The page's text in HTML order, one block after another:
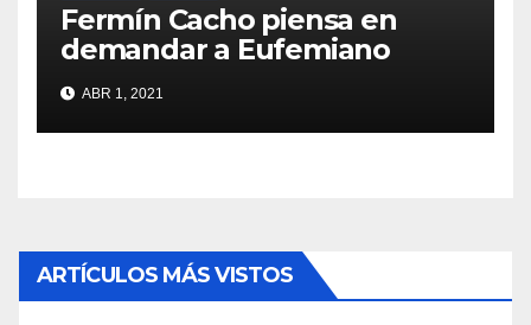
Fermín Cacho piensa en
demandar a Eufemiano
Fuentes
ABR 1, 2021
ARTÍCULOS MÁS VISTOS